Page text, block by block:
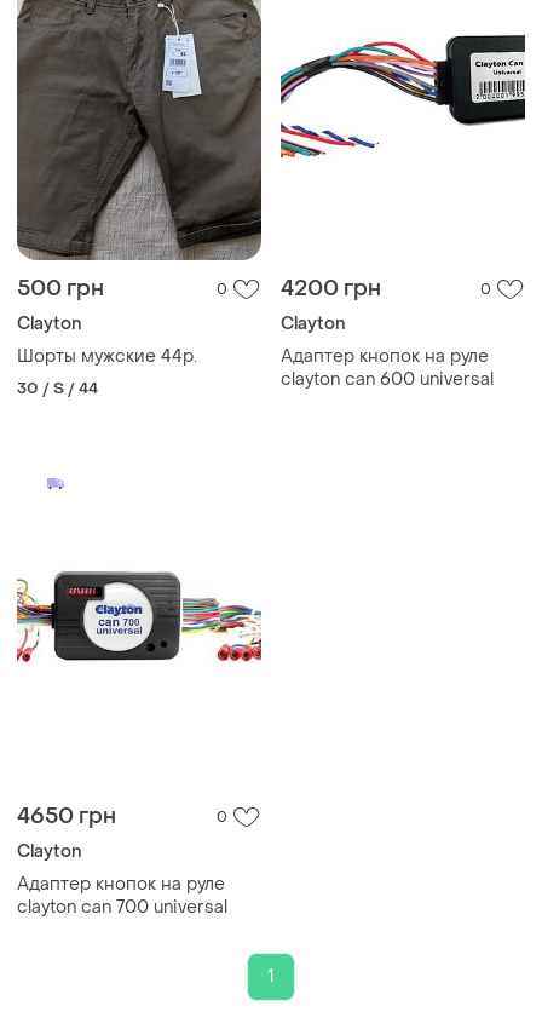
500 грн 0
Clayton
Шорты мужские 44р.
30 / S / 44
4200 грн 0
Clayton
Адаптер кнопок на руле
clayton can 600 universal
4650 грн 0
Clayton
Адаптер кнопок на руле
clayton can 700 universal
1